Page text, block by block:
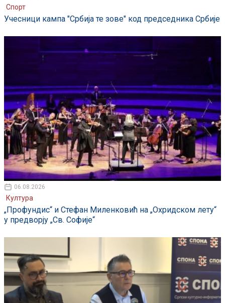
Спорт
Учесници кампа "Србија те зове" код председника Србије
06.08.2026
Култура
„Профундис“ и Стефан Миленковић на „Охридском лету“
у предворју „Св. Софије“